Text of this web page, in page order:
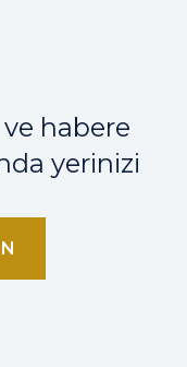
ve habere
yerinizi